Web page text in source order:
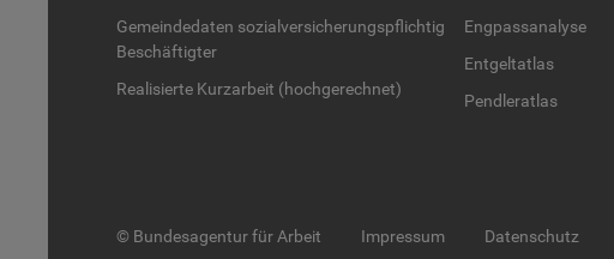
Ge­mein­de­da­ten so­zi­al­ver­si­che­rungs­pflich­tig
Be­schäf­tig­ter
Rea­li­sier­te Kurz­ar­beit (hoch­ge­rech­net)
Eng­pass­ana­ly­se
Ent­gel­t­at­las
Pend­ler­at­las
© Bundesagentur für Arbeit Impressum Datenschutz